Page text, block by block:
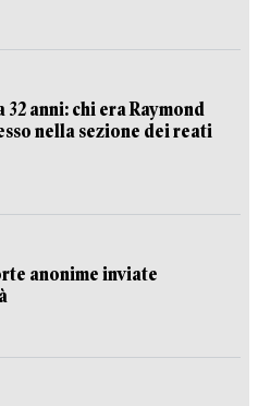
anni: chi era Raymond
nella sezione dei reati
anonime inviate